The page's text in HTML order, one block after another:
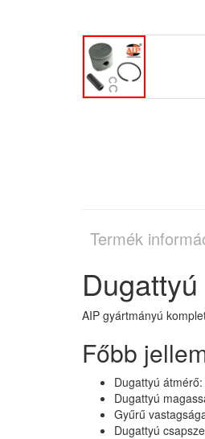
Termék
AIP gyártmányú
Főbb
Dugattyú átmérő:
Dugattyú
Gyűrű
Dugattyú